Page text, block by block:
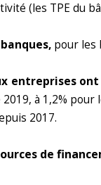
(les TPE du
pour les
entreprises
à 1,2% pour
2017.
de